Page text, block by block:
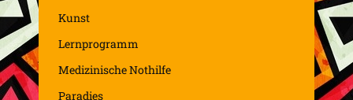
Kunst
Lernprogramm
Medizinische Nothilfe
Paradies